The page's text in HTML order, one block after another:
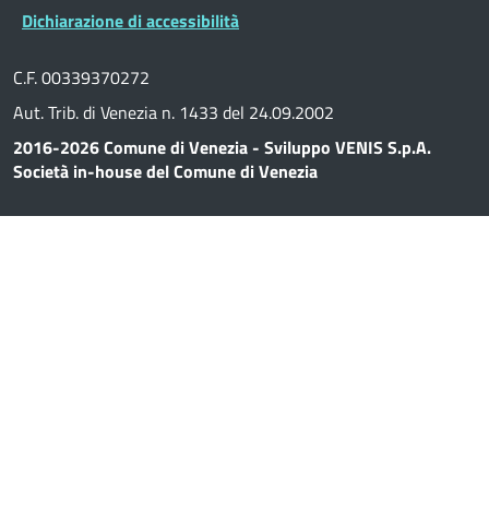
Dichiarazione di accessibilità
C.F. 00339370272
Aut. Trib. di Venezia n. 1433 del 24.09.2002
2016-2026 Comune di Venezia - Sviluppo VENIS S.p.A.
Società in-house del Comune di Venezia